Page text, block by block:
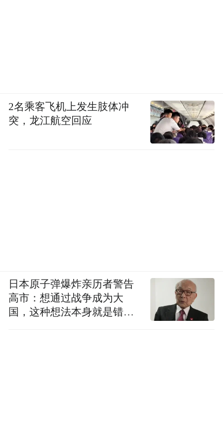
2名乘客飞机上发生肢体冲
突，龙江航空回应
日本原子弹爆炸亲历者警告
高市：想通过战争成为大
国，这种想法本身就是错误